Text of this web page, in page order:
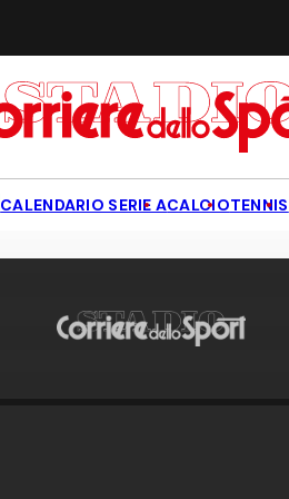
CALENDARIO SERIE ACALCIOTENNIS